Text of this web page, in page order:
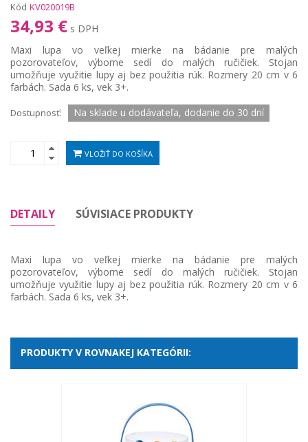
Kód KV020019B
34,93 € s DPH
Maxi lupa vo veľkej mierke na bádanie pre malých
pozorovateľov, výborne sedí do malých ručičiek. Stojan
umožňuje využitie lupy aj bez použitia rúk. Rozmery 20 cm v 6
farbách. Sada 6 ks, vek 3+.
Dostupnosť: Na sklade u dodávateľa, dodanie do 30 dní
VLOŽIŤ DO KOŠÍKA
DETAILY SÚVISIACE PRODUKTY
Maxi lupa vo veľkej mierke na bádanie pre malých
pozorovateľov, výborne sedí do malých ručičiek. Stojan
umožňuje využitie lupy aj bez použitia rúk. Rozmery 20 cm v 6
farbách. Sada 6 ks, vek 3+.
PRODUKTY V ROVNAKEJ KATEGÓRII: